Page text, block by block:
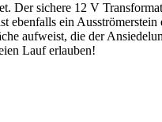
Der sichere 12 V
ein Ausströmerstein
aufweist, die der
Lauf erlauben!